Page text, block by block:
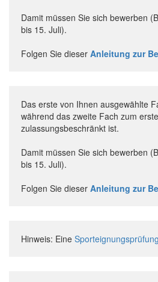
Damit müssen Sie sich bewerben
bis 15. Juli).
Folgen Sie dieser Anleitung zur
Das erste von Ihnen ausgewählte
während das zweite Fach zum
zulassungsbeschränkt ist.
Damit müssen Sie sich bewerben
bis 15. Juli).
Folgen Sie dieser Anleitung zur
Hinweis: Eine Sporteignungsprüfung